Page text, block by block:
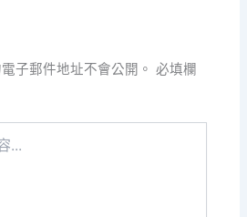
子郵件地址不會公開。 必填欄